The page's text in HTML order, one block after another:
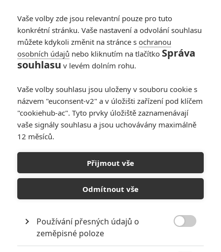
Simmons), vezme Christian
legitimního klienta – robotickou
firmu, ve které účetní v podání
Anny Kendrick objevila nejasnosti
v hodnotě milionů dolarů. Čím víc
se Christian při prošetřování účtů
představuje Jon Bernthal, režíroval Gavin O'Connor, scénář napsal
Bill Dubuque. Datum české a slovenské premiéry je stanoveno na
27.10. 2016.
Galerie k filmu Zúčtování
« Předchozí Další »
Vaše volby zde jsou relevantní pouze pro tuto
konkrétní stránku. Vaše nastavení a odvolání souhlasu
můžete kdykoli změnit na stránce s ochranou
osobních údajů nebo kliknutím na tlačítko Správa
souhlasu v levém dolním rohu.
Vaše volby souhlasu jsou uloženy v souboru cookie s
názvem "euconsent-v2" a v úložišti zařízení pod klíčem
"cookiehub-ac". Tyto prvky úložiště zaznamenávají
vaše signály souhlasu a jsou uchovávány maximálně
12 měsíců.
Přijmout vše
Odmítnout vše
Používání přesných údajů o
zeměpisné poloze